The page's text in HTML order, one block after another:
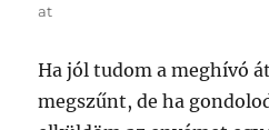
at
Ha jól tudom a meghívó
megszűnt, de ha